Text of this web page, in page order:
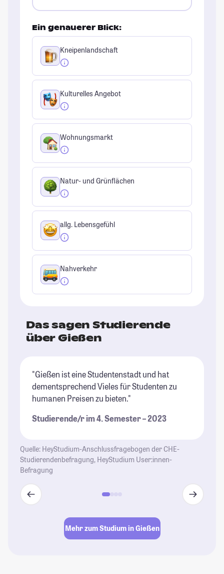
Ein genauerer Blick:
Kneipenlandschaft
Kulturelles Angebot
Wohnungsmarkt
Natur- und Grünflächen
allg. Lebensgefühl
Nahverkehr
Das sagen Studierende
über Gießen
"Gießen ist eine Studentenstadt und hat
dementsprechend Vieles für Studenten zu
humanen Preisen zu bieten."
Studierende/r im 4. Semester – 2023
Quelle: HeyStudium-Anschlussfragebogen der CHE-
Studierendenbefragung, HeyStudium User:innen-
Befragung
Mehr zum Studium in Gießen